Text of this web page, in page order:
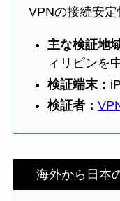
VPNの接続安定
主な検証地
ィリピンを
検証端末：
検証者：
海外から日本